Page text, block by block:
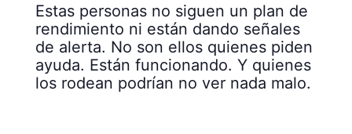
Estas personas no siguen un plan de
rendimiento ni están dando señales
de alerta. No son ellos quienes piden
ayuda. Están funcionando. Y quienes
los rodean podrían no ver nada malo.